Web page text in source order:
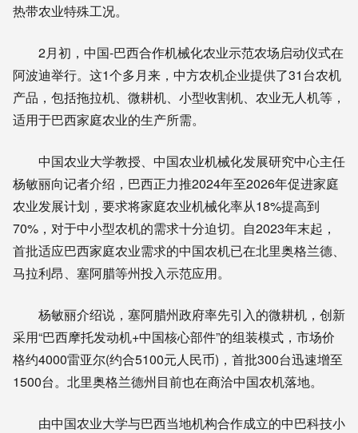
热带农业特殊工况。
2月初，中国-巴西合作机械化农业示范农场启动仪式在
阿波迪举行。这1个多月来，中方农机企业提供了31台农机
产品，包括拖拉机、微耕机、小型收割机、农业无人机等，
适用于巴西家庭农业的生产所需。
中国农业大学教授、中国农业机械化发展研究中心主任
杨敏丽向记者介绍，巴西正力推2024年至2026年促进家庭
农业发展计划，要求将家庭农业机械化率从18%提高到
70%，对于中小型农机的需求十分迫切。自2023年末起，
首批适应巴西家庭农业需求的中国农机已在北里奥格兰德、
马拉利昂、塞阿腊等州投入示范应用。
杨敏丽介绍说，塞阿腊州政府率先引入的微耕机，创新
采用“巴西摩托发动机+中国核心部件”的组装模式，市场价
格约4000雷亚尔(约合5100元人民币)，首批300台迅速增至
1500台。北里奥格兰德州目前也在商洽中国农机落地。
由中国农业大学与巴西当地机构合作成立的中巴科技小